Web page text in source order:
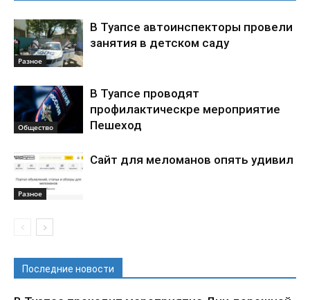
Разное
В Туапсе автоинспекторы провели
занятия в детском саду
Общество
В Туапсе проводят
профилактическре мероприятие
Пешеход
Разное
Сайт для меломанов опять удивил
Последние новости